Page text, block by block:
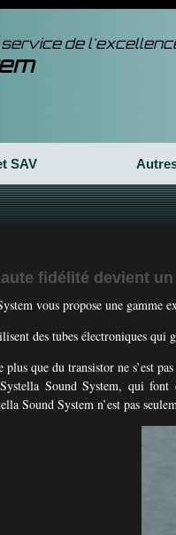
service de
SAV
fidélité devient
vous propose une gamme
des tubes électroniques qui
que du transistor ne s’est
Sound System, qui font
Sound System n’est pas